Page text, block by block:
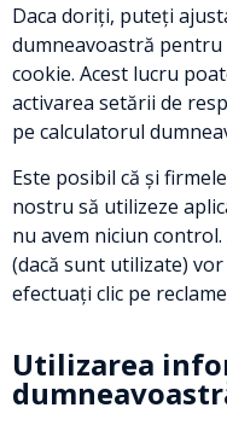
Daca doriți, puteți
dumneavoastră
cookie. Acest lucru
activarea setării de
pe calculatorul
Este posibil că și
nostru să utilizeze
nu avem niciun
(dacă sunt utilizate)
efectuați clic pe
Utilizarea